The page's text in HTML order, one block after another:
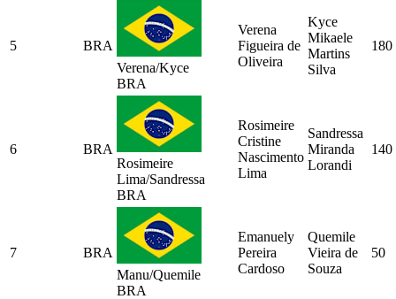
5
BRA
Verena/Kyce
BRA
Verena
Figueira de
Oliveira
Kyce
Mikaele
Martins
Silva
180
6
BRA
Rosimeire
Lima/Sandressa
BRA
Rosimeire
Cristine
Nascimento
Lima
Sandressa
Miranda
Lorandi
140
7
BRA
Manu/Quemile
BRA
Emanuely
Pereira
Cardoso
Quemile
Vieira de
Souza
50